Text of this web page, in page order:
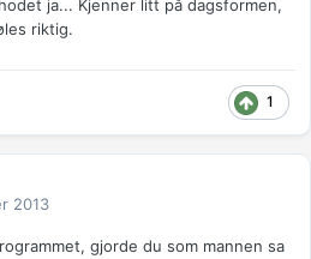
ja... Kjenner litt på dagsformen,
riktig.
1
2013
gjorde du som mannen sa